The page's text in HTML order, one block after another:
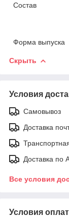
Состав
Форма выпуска
Скрыть
Условия
Самовывоз
Доставка
Доставка по
Все условия
Условия